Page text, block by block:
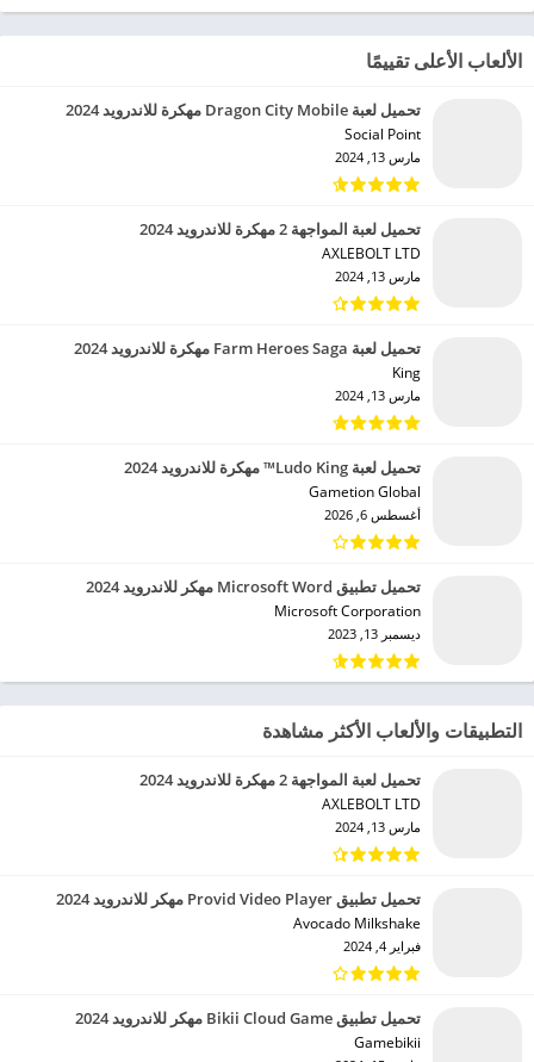
الألعاب الأعلى تقييمًا
تحميل لعبة Dragon City Mobile مهكرة للاندرويد 2024
Social Point‏
مارس 13, 2024
تحميل لعبة المواجهة 2 مهكرة للاندرويد 2024
AXLEBOLT LTD‏
مارس 13, 2024
تحميل لعبة Farm Heroes Saga مهكرة للاندرويد 2024
King‏
مارس 13, 2024
تحميل لعبة Ludo King™ مهكرة للاندرويد 2024
Gametion Global‏
أغسطس 6, 2026
تحميل تطبيق Microsoft Word مهكر للاندرويد 2024
Microsoft Corporation‏
ديسمبر 13, 2023
التطبيقات والألعاب الأكثر مشاهدة
تحميل لعبة المواجهة 2 مهكرة للاندرويد 2024
AXLEBOLT LTD‏
مارس 13, 2024
تحميل تطبيق Provid Video Player مهكر للاندرويد 2024
Avocado Milkshake‏
فبراير 4, 2024
تحميل تطبيق Bikii Cloud Game مهكر للاندرويد 2024
Gamebikii‏